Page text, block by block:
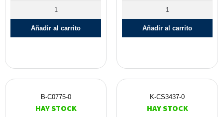
Añadir al carrito Añadir al carrito
B-C0775-0
HAY STOCK
K-CS3437-0
HAY STOCK